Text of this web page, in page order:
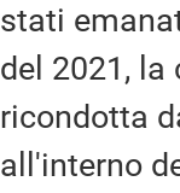
stati
del 2021,
ricondotta
all'interno